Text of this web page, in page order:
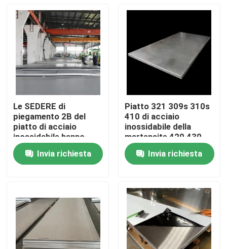
Prodotti
Circa noi
Controllo di qualità
Le SEDERE di
piegamento 2B del
piatto di acciaio
inossidabile hanno
laminato a freddo 304l
di lucidaturaInvia richiesta
Piatto 321 309s 310s
410 di acciaio
inossidabile della
martensite 420 430
904l 2205
Invia richiesta